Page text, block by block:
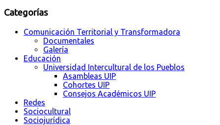
Categorías
Comunicación Territorial y Transformadora
Documentales
Galería
Educación
Universidad Intercultural de los Pueblos
Asambleas UIP
Cohortes UIP
Consejos Académicos UIP
Redes
Sociocultural
Sociojurídica